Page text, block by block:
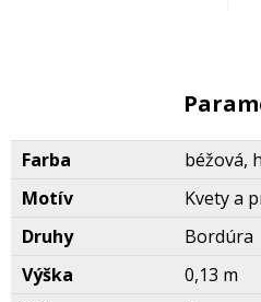
Farba
béžová,
Motív
Kvety a
Druhy
Bordúra
Výška
0,13 m